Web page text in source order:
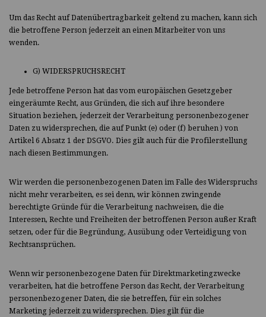
Um das Recht auf Datenübertragbarkeit geltend zu machen, kann sich
die betroffene Person jederzeit an einen Mitarbeiter von uns
wenden.
G) WIDERSPRUCHSRECHT
Jede betroffene Person hat das vom europäischen Gesetzgeber
eingeräumte Recht, aus Gründen, die sich auf ihre besondere
Situation beziehen, jederzeit der Verarbeitung personenbezogener
Daten zu widersprechen, die auf Punkt (e) oder (f) beruhen ) von
Artikel 6 Absatz 1 der DSGVO. Dies gilt auch für die Profilerstellung
nach diesen Bestimmungen.
Wir werden die personenbezogenen Daten im Falle des Widerspruchs
nicht mehr verarbeiten, es sei denn, wir können zwingende
berechtigte Gründe für die Verarbeitung nachweisen, die die
Interessen, Rechte und Freiheiten der betroffenen Person außer Kraft
setzen, oder für die Begründung, Ausübung oder Verteidigung von
Rechtsansprüchen.
Wenn wir personenbezogene Daten für Direktmarketingzwecke
verarbeiten, hat die betroffene Person das Recht, der Verarbeitung
personenbezogener Daten, die sie betreffen, für ein solches
Marketing jederzeit zu widersprechen. Dies gilt für die